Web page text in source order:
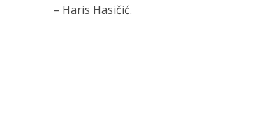
– Haris Hasičić.